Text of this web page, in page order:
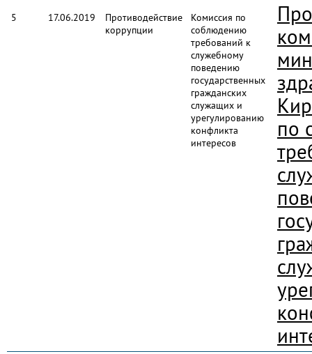
5 17.06.2019
Противодействие
коррупции
Комиссия по
соблюдению
требований к
служебному
поведению
государственных
гражданских
служащих и
урегулированию
конфликта
интересов
по